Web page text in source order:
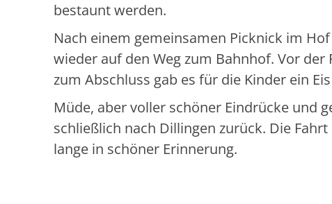
bestaunt werden.
Nach einem gemeinsamen Picknick im
wieder auf den Weg zum Bahnhof. Vor
zum Abschluss gab es für die Kinder ein
Müde, aber voller schöner Eindrücke und
schließlich nach Dillingen zurück. Die
lange in schöner Erinnerung.